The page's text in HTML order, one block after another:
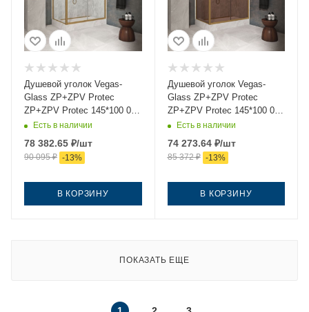
Душевой уголок Vegas-
Glass ZP+ZPV Protec
ZP+ZPV Protec 145*100 03
crystalvision 145х100
стекло прозрачное
профиль золото без
поддона
Есть в наличии
78 382.65 ₽/шт
90 095₽ -13%
В КОРЗИНУ
Душевой уголок Vegas-
Glass ZP+ZPV Protec
ZP+ZPV Protec 145*100 03
05 145х100 стекло
тонированное профиль
золото без поддона
Есть в наличии
74 273.64₽/шт
85 372₽ -13%
В КОРЗИНУ
ПОКАЗАТЬ ЕЩЕ